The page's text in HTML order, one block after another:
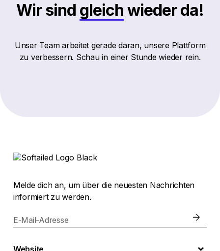
Wir sind gleich wieder da!
Unser Team arbeitet gerade daran, unsere Plattform
zu verbessern. Schau in einer Stunde wieder rein.
Melde dich an, um über die neuesten Nachrichten
informiert zu werden.
E-Mail-Adresse
Website